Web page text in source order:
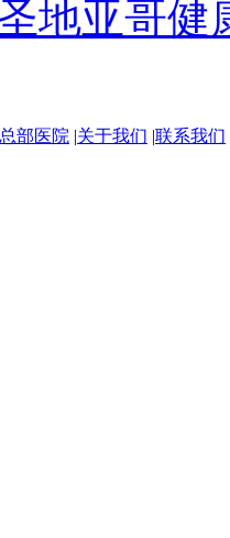
地亚哥健
部医院 |关于我们 |联系我们